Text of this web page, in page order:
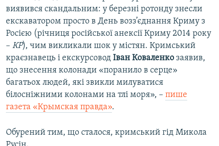
виявився скандальним: у березні ротонду знесли
екскаватором просто в День возз’єднання Криму з
Росією (річниця російської анексії Криму 2014 року
– КР), чим викликали шок у містян. Кримський
краєзнавець і екскурсовод Іван Коваленко заявив,
що знесення колонади «поранило в серце»
багатьох людей, які звикли милуватися
білосніжними колонами на тлі моря», – пише
газета «Крымская правда».
Обурений тим, що сталося, кримський гід Микола